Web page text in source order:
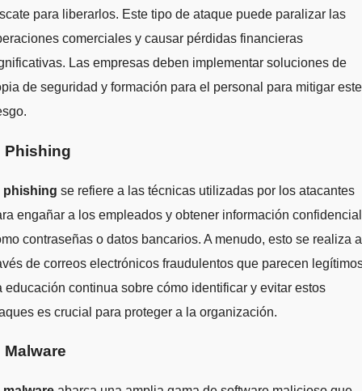
para liberarlos. Este tipo de ataque puede paralizar las
comerciales y causar pérdidas financieras
Las empresas deben implementar soluciones de
de seguridad y formación para el personal para mitigar este
Phishing
phishing se refiere a las técnicas utilizadas por los atacantes
engañar a los empleados y obtener información
contraseñas o datos bancarios. A menudo, esto se realiza a
de correos electrónicos fraudulentos que parecen
educación continua sobre cómo identificar y evitar estos
es crucial para proteger a la organización.
Malware